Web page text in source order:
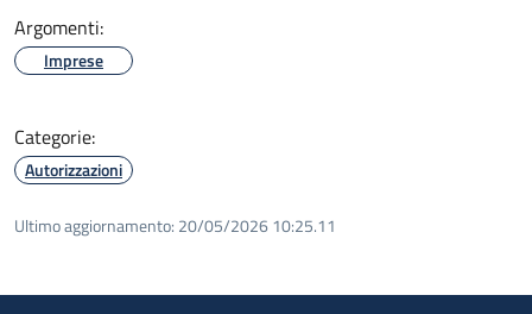
Argomenti:
Imprese
Categorie:
Autorizzazioni
Ultimo aggiornamento: 20/05/2026 10:25.11